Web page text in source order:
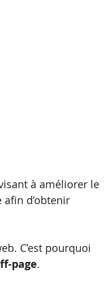
à améliorer le
d’obtenir
C’est pourquoi
page.